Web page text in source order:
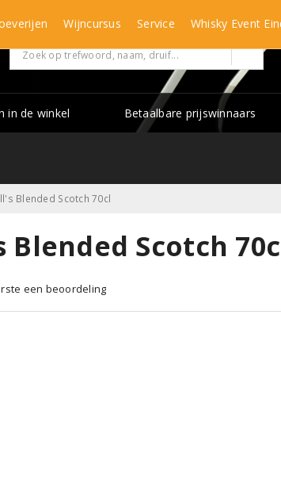
in de winkel Betaalbare prijswinnaars
Wijncursus Service Whisky Event
Blended Scotch 70cl
Blended Scotch
een beoordeling